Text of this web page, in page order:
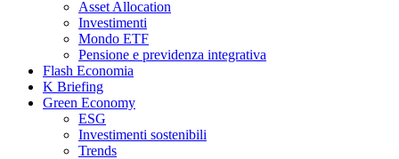
Asset Allocation
Investimenti
Mondo ETF
Pensione e previdenza integrativa
Flash Economia
K Briefing
Green Economy
ESG
Investimenti sostenibili
Trends